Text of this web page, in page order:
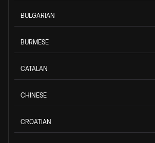
BULGARIAN
BURMESE
CATALAN
CHINESE
CROATIAN